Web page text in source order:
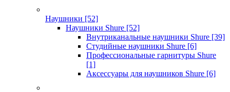
Наушники [52]
Наушники Shure [52]
Внутриканальные наушники Shure [39]
Студийные наушники Shure [6]
Профессиональные гарнитуры Shure
[1]
Аксессуары для наушников Shure [6]